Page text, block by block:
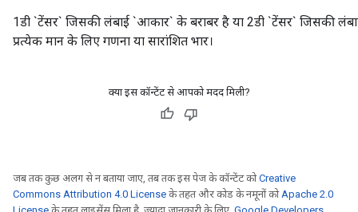
1डी `टेंसर` जिसकी लंबाई `आकार` के बराबर है या 2डी `टेंसर` जिसकी
प्रत्येक मान के लिए गणना या सारांशित भार।
क्या इस कॉन्टेंट से आपको मदद मिली?
जब तक कुछ अलग से न बताया जाए, तब तक इस पेज के कॉन्टेंट कोCreative
Commons Attribution 4.0 License के तहत और कोड के नमूनों कोApache 2.0